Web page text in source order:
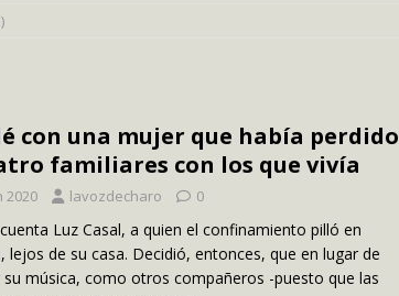
fiesta del teatro en español en Bruselas
del mundo
SOCIEDAD
Picasso, Michael Jackson… han llevado una capa española
con una mujer que había perdido
familiares con los que vivía
2020 lavozdecharo 0
Luz Casal, a quien el confinamiento pilló en
lejos de su casa. Decidió, entonces, que en lugar de
música, como otros compañeros -puesto que las